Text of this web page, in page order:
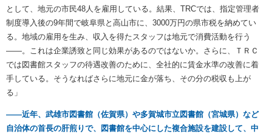
として、地元の市民48人を雇用している。結果、TRCでは、指定管理者
制度導入後の9年間で岐阜県と高山市に、3000万円の県市税を納めてい
る。地域の雇用を生み、収入を得たスタッフは地元で消費活動を行う
――。これは企業誘致と同じ効果があるのではないか。さらに、ＴＲＣ
では図書館スタッフの待遇改善のために、全社的に賃金水準の改善に着
手している。そうなればさらに地元に金が落ち、その分の税収も上が
る」
――近年、武雄市図書館（佐賀県）や多賀城市立図書館（宮城県）など
自治体の首長の肝煎りで、図書館を中心にした複合施設を建設して、中